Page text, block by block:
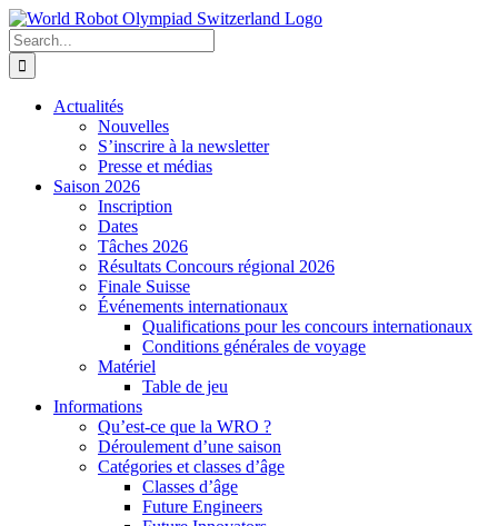
Skip
to
content
Search
for:
Actualités
Nouvelles
S’inscrire à la newsletter
Presse et médias
Saison 2026
Inscription
Dates
Tâches 2026
Résultats Concours régional 2026
Finale Suisse
Événements internationaux
Qualifications pour les concours internationaux
Conditions générales de voyage
Matériel
Table de jeu
Informations
Qu’est-ce que la WRO ?
Déroulement d’une saison
Catégories et classes d’âge
Classes d’âge
Future Engineers